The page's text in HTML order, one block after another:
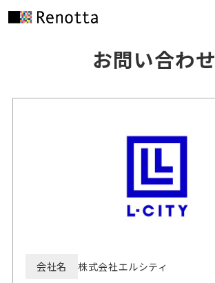
お問い合わせ
会社名 株式会社エルシティ